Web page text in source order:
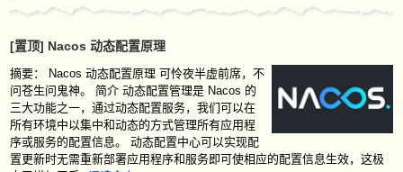
[置顶] Nacos 动态配置原理
摘要：
Nacos 动态配置原理 可怜夜半虚前席，不
问苍生问鬼神。 简介 动态配置管理是 Nacos 的
三大功能之一，通过动态配置服务，我们可以在
所有环境中以集中和动态的方式管理所有应用程
序或服务的配置信息。 动态配置中心可以实现配
置更新时无需重新部署应用程序和服务即可使相应的配置信息生效，这极